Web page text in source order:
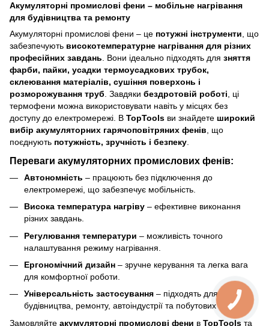
Акумуляторні промислові фени – мобільне нагрівання
для будівництва та ремонту
Акумуляторні промислові фени – це потужні інструменти , що
забезпечують високотемпературне нагрівання для різних
професійних завдань . Вони ідеально підходять для зняття
фарби, пайки, усадки термоусадкових трубок,
склеювання матеріалів, сушіння поверхонь і
розморожування труб . Завдяки бездротовій роботі , ці
термофени можна використовувати навіть у місцях без
доступу до електромережі. В TopTools ви знайдете широкий
вибір акумуляторних гарячоповітряних фенів , що
поєднують потужність, зручність і безпеку
Переваги акумуляторних промислових фенів:
Автономність – працюють без підключення до
електромережі, що забезпечує мобільність.
Висока температура нагріву – ефективне виконання
різних завдань.
Регулювання температури – можливість точного
налаштування режиму нагрівання.
Ергономічний дизайн – зручне керування та легка вага
для комфортної роботи.
Універсальність застосування – підходять для
будівництва, ремонту, автоіндустрії та побутових завдань.
Замовляйте акумуляторні промислові фени в TopTools та